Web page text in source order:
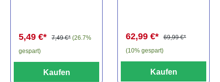
5,49 €* 7,49 €* (26.7%
gespart)
Kaufen
62,99 €*
69,99 €*
(10% gespart)
Kaufen